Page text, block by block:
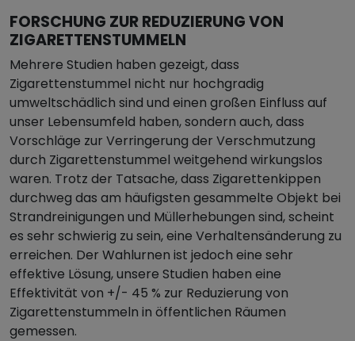
FORSCHUNG ZUR REDUZIERUNG VON
ZIGARETTENSTUMMELN
Mehrere Studien haben gezeigt, dass
Zigarettenstummel nicht nur hochgradig
umweltschädlich sind und einen großen Einfluss auf
unser Lebensumfeld haben, sondern auch, dass
Vorschläge zur Verringerung der Verschmutzung
durch Zigarettenstummel weitgehend wirkungslos
waren. Trotz der Tatsache, dass Zigarettenkippen
durchweg das am häufigsten gesammelte Objekt bei
Strandreinigungen und Müllerhebungen sind, scheint
es sehr schwierig zu sein, eine Verhaltensänderung zu
erreichen. Der Wahlurnen ist jedoch eine sehr
effektive Lösung, unsere Studien haben eine
Effektivität von +/- 45 % zur Reduzierung von
Zigarettenstummeln in öffentlichen Räumen
gemessen.